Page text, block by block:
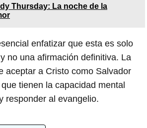
Thursday: La noche de la
enfatizar que esta es solo
no una afirmación definitiva. La
aceptar a Cristo como Salvador
tienen la capacidad mental
responder al evangelio.